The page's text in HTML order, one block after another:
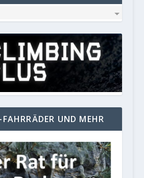
UND MEHR